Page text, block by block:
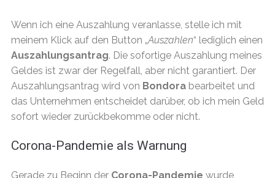
Wenn ich eine Auszahlung veranlasse, stelle ich mit
meinem Klick auf den Button „Auszahlen“ lediglich einen
Auszahlungsantrag. Die sofortige Auszahlung meines
Geldes ist zwar der Regelfall, aber nicht garantiert. Der
Auszahlungsantrag wird von Bondora bearbeitet und
das Unternehmen entscheidet darüber, ob ich mein Geld
sofort wieder zurückbekomme oder nicht.
Corona-Pandemie als Warnung
Gerade zu Beginn der Corona-Pandemie wurde